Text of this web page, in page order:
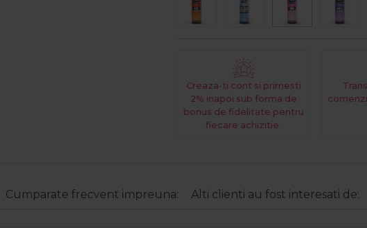
Creaza-ti cont si primesti
2% inapoi sub forma de
bonus de fidelitate pentru
fiecare achizitie.
Cumparate frecvent impreuna: Alti clienti au fost interesati de: